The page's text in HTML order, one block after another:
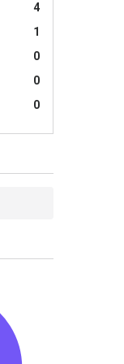
4
1
0
0
0